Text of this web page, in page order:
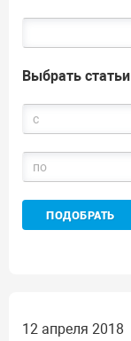
Выбрать статьи
12 апреля 2018